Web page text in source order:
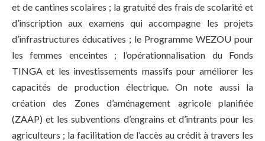
et de cantines scolaires ; la gratuité des frais de scolarité et
d’inscription aux examens qui accompagne les projets
d’infrastructures éducatives ; le Programme WEZOU pour
les femmes enceintes ; l’opérationnalisation du Fonds
TINGA et les investissements massifs pour améliorer les
capacités de production électrique. On note aussi la
création des Zones d’aménagement agricole planifiée
(ZAAP) et les subventions d’engrains et d’intrants pour les
agriculteurs ; la facilitation de l’accès au crédit à travers les